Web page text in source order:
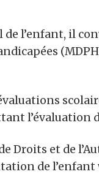
l’enfant, il
l’évaluation
Droits et de
de